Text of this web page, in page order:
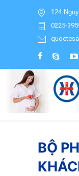
124
0225-
BỘ